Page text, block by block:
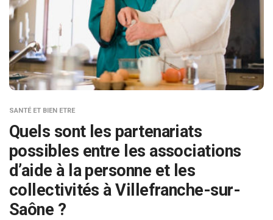
SANTÉ ET BIEN ETRE
Quels sont les partenariats
possibles entre les associations
d’aide à la personne et les
collectivités à Villefranche-sur-
Saône ?